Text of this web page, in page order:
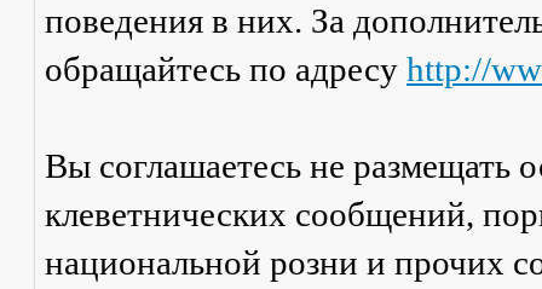
поведения в них. За
обращайтесь по адресу http://
Вы соглашаетесь не размещать
клеветнических сообщений,
национальной розни и прочих